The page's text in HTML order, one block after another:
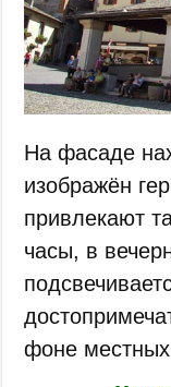
На фасаде
изображён
привлекают
часы, в
фоне